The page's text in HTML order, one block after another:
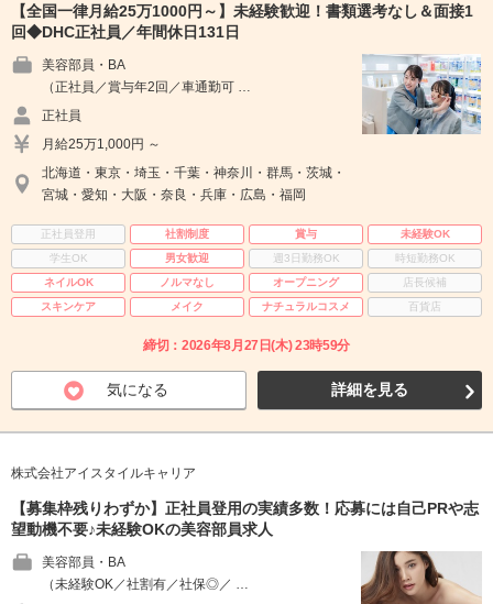
【全国一律月給25万1000円～】未経験歓迎！書類選考なし＆面接1
回◆DHC正社員／年間休日131日
美容部員・BA
（正社員／賞与年2回／車通勤可 …
正社員
月給25万1,000円 ～
北海道・東京・埼玉・千葉・神奈川・群馬・茨城・
宮城・愛知・大阪・奈良・兵庫・広島・福岡
正社員登用 社割制度 賞与
未経験OK
学生OK
男女歓迎 週3日勤務OK
時短勤務OK
ネイルOK
ノルマなし オープニング
店長候補
スキンケア
メイク ナチュラルコスメ 百貨店
締切：2026年8月27日(木) 23時59分
気になる 詳細を見る
株式会社アイスタイルキャリア
【募集枠残りわずか】正社員登用の実績多数！応募には自己PRや志
望動機不要♪未経験OKの美容部員求人
美容部員・BA
（未経験OK／社割有／社保◎／ …